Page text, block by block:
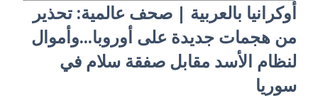
أوكرانيا بالعربية | صحف عالمية: تحذير
من هجمات جديدة على أوروبا...وأموال
لنظام الأسد مقابل صفقة سلام في
سوريا